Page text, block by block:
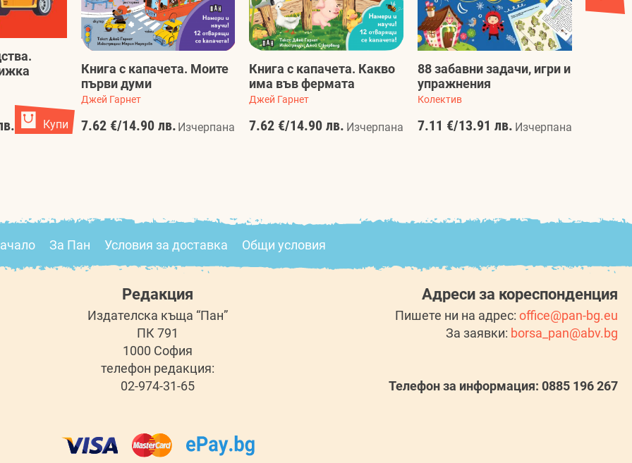
Купи
Книга с капачета. Моите
първи думи
Джей Гарнет
7.62 €/14.90 лв. Изчерпана
Книга с капачета. Какво
има във фермата
Джей Гарнет
7.62 €/14.90 лв. Изчерпана
88 забавни задачи, игри и
упражнения
Колектив
7.11 €/13.91 лв. Изчерпана
За Пан Условия за доставка Общи условия
Редакция
Издателска къща “Пан”
ПК 791
1000 София
телефон редакция:
02-974-31-65
Адреси за кореспонденция
Пишете ни на адрес: office@pan-bg.eu
За заявки: borsa_pan@abv.bg
Телефон за информация: 0885 196 267